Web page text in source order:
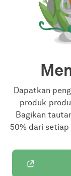
Dapatkan
produk-
Bagikan
50% dari setiap